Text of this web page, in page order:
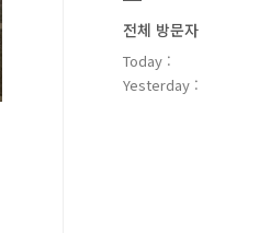
전체 방문자
Today :
Yesterday :